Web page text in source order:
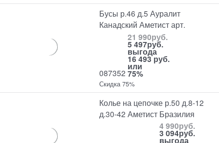
Бусы р.46 д.5 Ауралит
Канадский Аметист арт.
087352
21 990руб.
5 497руб.
выгода
16 493 руб.
или
75%
Скидка 75%
Колье на цепочке р.50 д.8-12
д.30-42 Аметист Бразилия
4 990руб.
3 094руб.
выгода